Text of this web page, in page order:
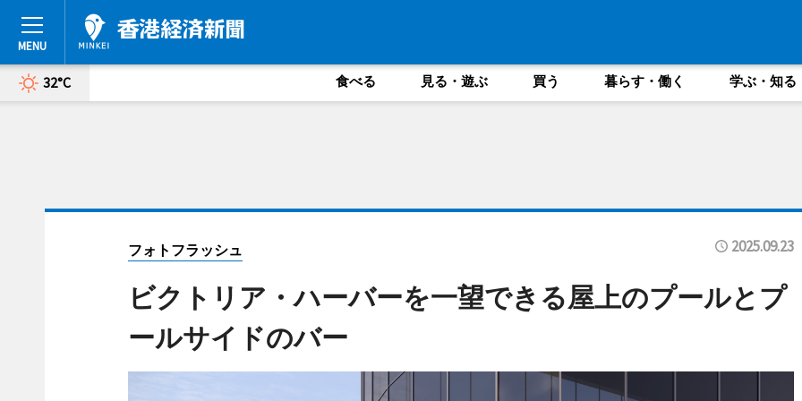
32°C 食べる 見る・遊ぶ 買う 暮らす・働く 学ぶ・知る
フォトフラッシュ 2025.09.23
ビクトリア・ハーバーを一望できる屋上のプールとプ
ールサイドのバー